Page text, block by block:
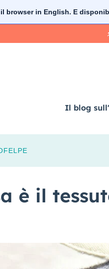
browser in English. E
Il blog
FELPE
è il